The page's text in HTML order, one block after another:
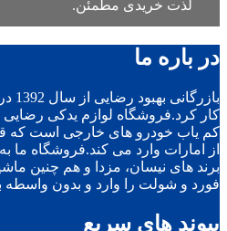
لذت خریدی مطمئن.
در باره ما
کار کرد.فروشگاه لوازم یدکی
کم یاب خودرو های خارجی است که
از امارات وارد می کند.فروشگاه
برند های نیسان، مزدا و هم چنین
فورد و شولت را وارد و بدون
پیوند های سریع